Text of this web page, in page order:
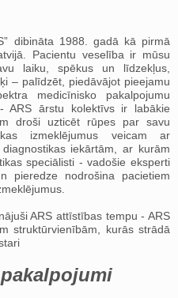
dibināta 1988. gadā kā pirmā
Pacientu veselība ir mūsu
laiku, spēkus un līdzekļus,
– palīdzēt, piedāvājot pieejamu
medicīnisko pakalpojumu
ARS ārstu kolektīvs ir labākie
droši uzticēt rūpes par savu
izmeklējumus veicam ar
iekārtām, ar kurām
speciālisti - vadošie eksperti
pieredze nodrošina pacietiem
ARS attīstības tempu - ARS
struktūrvienībām, kurās strādā